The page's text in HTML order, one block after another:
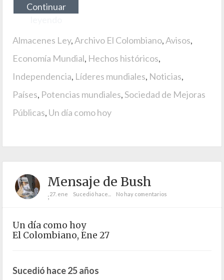
Continuar
Almacenes Ley,Archivo El Colombiano,Avisos,
Economía Mundial, Hechos históricos,
Independencia, Líderes mundiales, Noticias,
Países, Potencias mundiales,Sociedad de Mejoras
Públicas, Un día como hoy
Mensaje de Bush
;27. ene Sucedió hace... No hay comentarios
Un día como hoy
El Colombiano, Ene 27
Sucedió hace 25 años